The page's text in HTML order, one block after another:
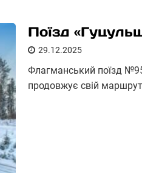
Поїзд
29.12.2025
Флагманський поїзд
продовжує свій